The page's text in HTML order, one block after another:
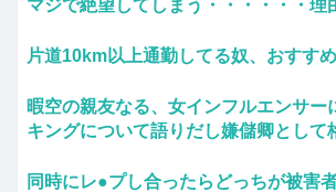
マジで絶望してしまう・・・・・・理
片道10km以上通勤してる奴、おすす
暇空の親友なる、女インフルエンサー
キングについて語りだし嫌儲卿として
同時にレ●プし合ったらどっちが被害